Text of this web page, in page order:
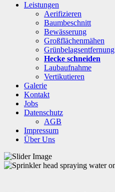
Leistungen
Aerifizieren
Baumbeschnitt
Bewässerung
Großflächenmähen
Grünbelagsentfernung
Hecke schneiden
Laubaufnahme
Vertikutieren
Galerie
Kontakt
Jobs
Datenschutz
AGB
Impressum
Über Uns